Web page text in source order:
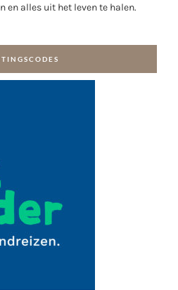
en alles uit het leven te halen.